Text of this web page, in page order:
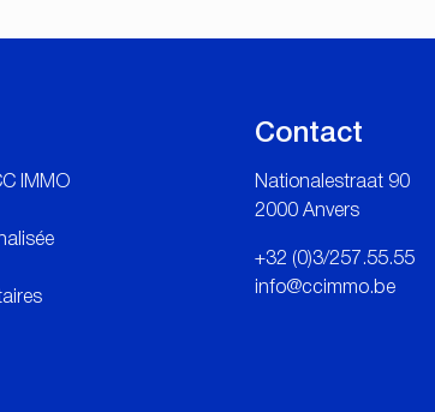
IMMO
Contact
Nationalestraat 90
2000 Anvers
+32 (0)3/257.55.55
info@ccimmo.be